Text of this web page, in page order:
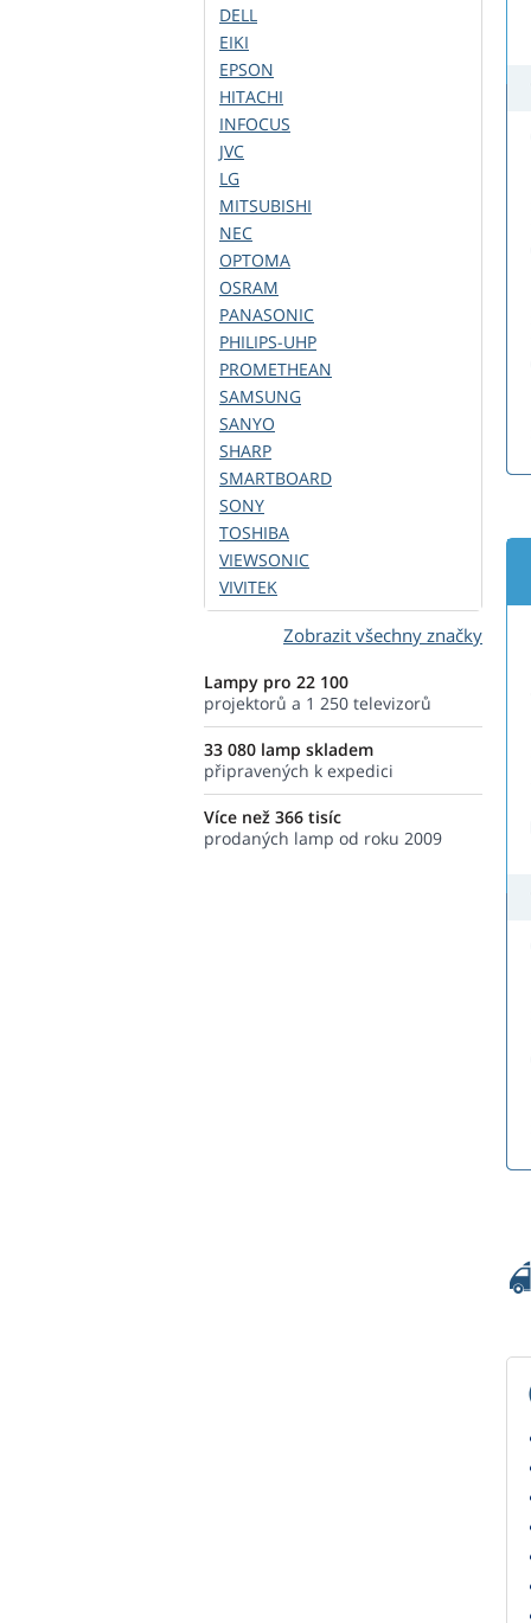
DELL
EIKI
EPSON
HITACHI
INFOCUS
JVC
LG
MITSUBISHI
NEC
OPTOMA
OSRAM
PANASONIC
PHILIPS-UHP
PROMETHEAN
SAMSUNG
SANYO
SHARP
SMARTBOARD
SONY
TOSHIBA
VIEWSONIC
VIVITEK
Zobrazit všechny značky
Lampy pro 22 100
projektorů a 1 250 televizorů
33 080 lamp skladem
připravených k expedici
Více než 366 tisíc
prodaných lamp od roku 2009